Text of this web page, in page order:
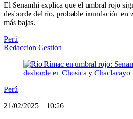
El Senamhi explica que el umbral rojo
desborde del río, probable inundación en
más bajas.
Perú
Redacción Gestión
Perú
21/02/2025
10:26